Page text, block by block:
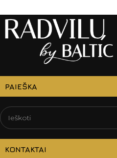
PAIEŠKA
KONTAKTAI